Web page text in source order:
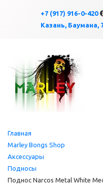
+7 (917) 916-0-420
Казань, Баумана,
Главная
Marley Bongs Shop
Аксессуары
Подносы
Поднос Narcos Metal White